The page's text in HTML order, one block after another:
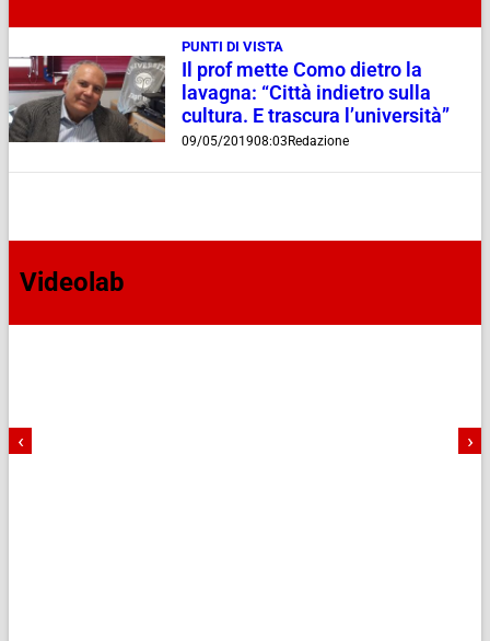
PUNTI DI VISTA
Il prof mette Como dietro la
lavagna: “Città indietro sulla
cultura. E trascura l’università”
09/05/201908:03Redazione
Videolab
‹ ›